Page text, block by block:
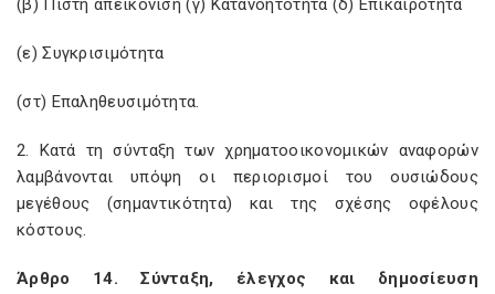
(β) Πιστή απεικόνιση (γ) Κατανοητότητα (δ) Επικαιρότητα
(ε) Συγκρισιμότητα
(στ) Επαληθευσιμότητα.
2. Κατά τη σύνταξη των χρηματοοικονομικών αναφορών
λαμβάνονται υπόψη οι περιορισμοί του ουσιώδους
μεγέθους (σημαντικότητα) και της σχέσης οφέλους
κόστους.
Άρθρο 14. Σύνταξη, έλεγχος και δημοσίευση